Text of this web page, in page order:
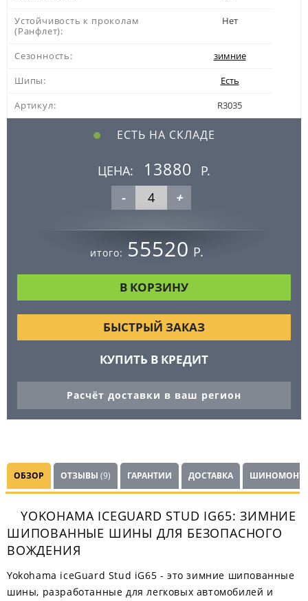
Устойчивость к проколам
(Ранфлет):
Нет
Сезонность:
зимние
Шипы:
Есть
Артикул:
R3035
ЕСТЬ НА СКЛАДЕ
ЦЕНА: 13880
Р.
-
+
итого: 55520 Р.
БЫСТРЫЙ ЗАКАЗ
КУПИТЬ В КРЕДИТ
Расчёт доставки в ваш регион
ОБЗОР ОТЗЫВЫ (9) ГАРАНТИИ ДОСТАВКА
YOKOHAMA ICEGUARD STUD IG65: ЗИМНИЕ
ШИПОВАННЫЕ ШИНЫ ДЛЯ БЕЗОПАСНОГО
ВОЖДЕНИЯ
Yokohama iceGuard Stud iG65 - это зимние шипованные
шины, разработанные для легковых автомобилей и